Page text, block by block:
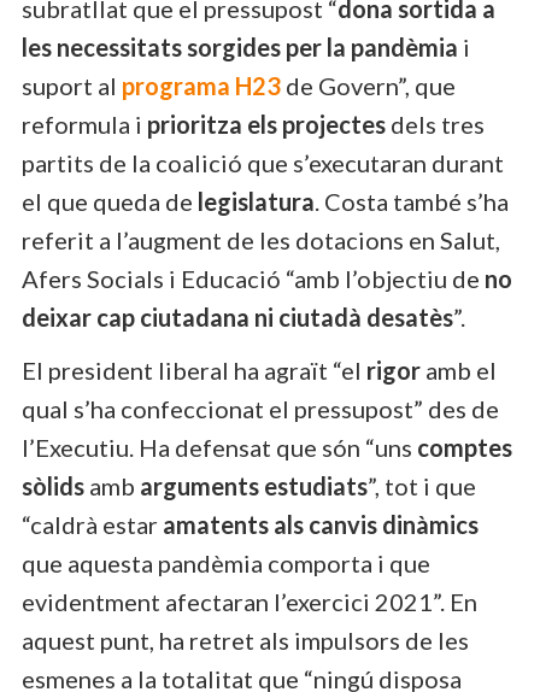
subratllat que el pressupost “dona sortida a
les necessitats sorgides per la pandèmia i
suport al programa H23 de Govern”, que
reformula i prioritza els projectes dels tres
partits de la coalició que s’executaran durant
el que queda de legislatura. Costa també s’ha
referit a l’augment de les dotacions en Salut,
Afers Socials i Educació “amb l’objectiu de no
deixar cap ciutadana ni ciutadà desatès”.
El president liberal ha agraït “el rigor amb el
qual s’ha confeccionat el pressupost” des de
l’Executiu. Ha defensat que són “uns comptes
sòlids amb arguments estudiats”, tot i que
“caldrà estar amatents als canvis dinàmics
que aquesta pandèmia comporta i que
evidentment afectaran l’exercici 2021”. En
aquest punt, ha retret als impulsors de les
esmenes a la totalitat que “ningú disposa